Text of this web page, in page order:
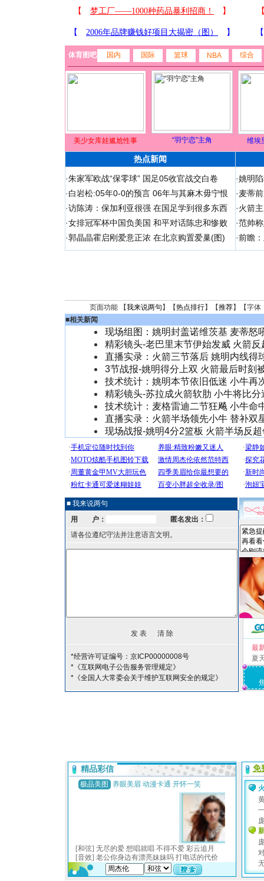
体育图吧 国内 国际 篮球 NBA 综合
美少女库娃尴尬性事 “羽宁恋”主角 维埃
热点新闻
·朱家军欧战“保零球” 国足05收官战交白卷
·白岩松:05年0-0的预言 06年与其麻木毋宁恨
·访陈涛：保加利亚很强 在国足学到很多东西
·女排冠军杯中国负美国 和平对话陈忠和惨败
·郭晶晶霍启刚爱意正浓 在北京购置爱巢(图)
·姚明
·麦蒂
·火箭
·范帅
·前瞻
页面功能 【我来说两句 】【热点排行】【推荐】【字体
■相关新闻
现场组图：姚明封盖诺维茨基 麦蒂怒
精彩镜头-老巴里末节伊始发威 火箭反
直播实录：火箭三节落后 姚明内线得
3节战报-姚明得分上双 火箭最后时刻
技术统计：姚明本节依旧低迷 小牛再
精彩镜头-苏拉成火箭软肋 小牛将比分
技术统计：麦格雷迪二节狂飚 小牛命
直播实录：火箭半场领先小牛 替补双
现场战报-姚明4分2篮板 火箭半场反
■ 我来说两句
用 户：
匿名发出：
请各位遵纪守法并注意语言文明。
*经营许可证编号：京ICP00000008号
*《互联网电子公告服务管理规定》
*《全国人大常委会关于维护互联网安全的规定》
最
夏